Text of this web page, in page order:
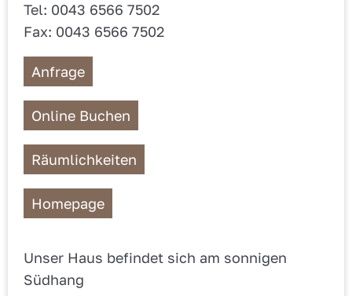
Tel: 0043 6566 7502
Fax: 0043 6566 7502
Anfrage
Online Buchen
Räumlichkeiten
Homepage
Unser Haus befindet sich am sonnigen
Südhang